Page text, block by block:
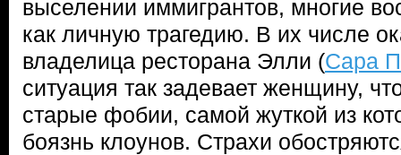
выселении иммигрантов, многие
как личную трагедию. В их числе
владелица ресторана Элли (Сара
ситуация так задевает женщину,
старые фобии, самой жуткой из
боязнь клоунов. Страхи